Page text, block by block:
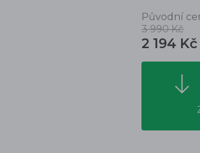
Původní
3 990 Kč
2 194 Kč